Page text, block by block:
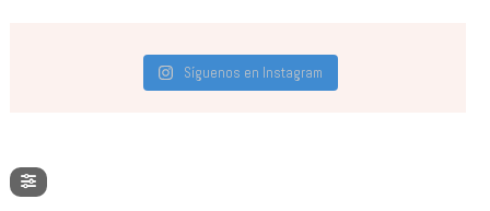
Síguenos en Instagram